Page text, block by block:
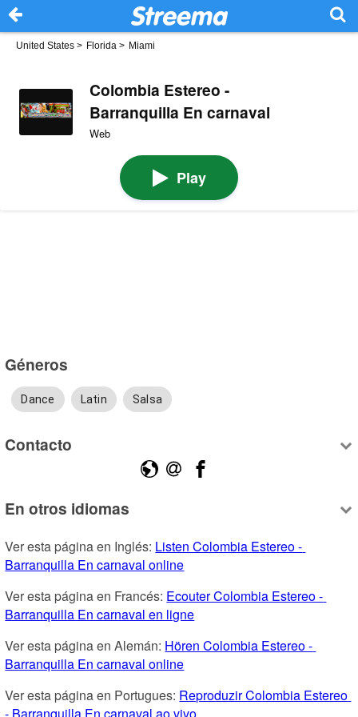
United States > Florida > Miami
Colombia Estereo -
Barranquilla En carnaval
Web
Play
Géneros
Dance Latin Salsa
Contacto
En otros idiomas
Ver esta página en Inglés: Listen Colombia Estereo -
Barranquilla En carnaval online
Ver esta página en Francés: Ecouter Colombia Estereo -
Barranquilla En carnaval en ligne
Ver esta página en Alemán: Hören Colombia Estereo -
Barranquilla En carnaval online
Ver esta página en Portugues: Reproduzir Colombia Estereo
- Barranquilla En carnaval ao vivo